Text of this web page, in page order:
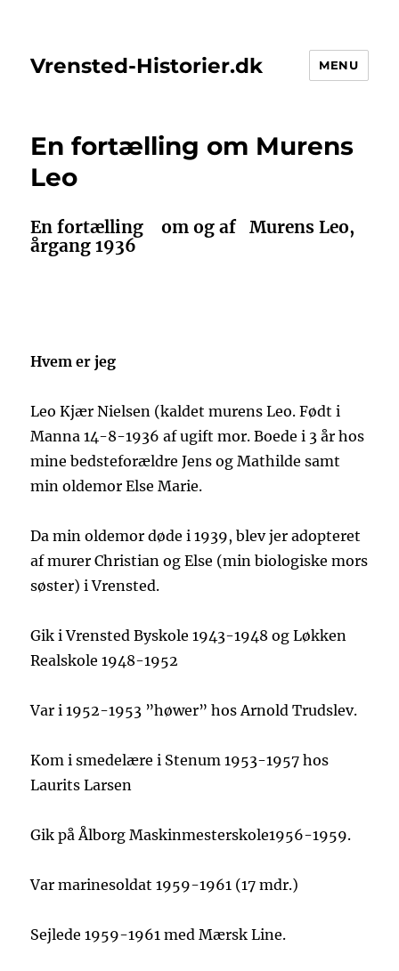
Vrensted-Historier.dk MENU
En fortælling om Murens
Leo
En fortælling om og af
Murens Leo,
årgang 1936
Hvem er jeg
Leo Kjær Nielsen (kaldet murens Leo. Født i
Manna 14-8-1936 af ugift mor. Boede i 3 år hos
mine bedsteforældre Jens og Mathilde samt
min oldemor Else Marie.
Da min oldemor døde i 1939, blev jer adopteret
af murer Christian og Else (min biologiske mors
søster) i Vrensted.
Gik i Vrensted Byskole 1943-1948 og Løkken
Realskole 1948-1952
Var i 1952-1953 ”høwer” hos Arnold Trudslev.
Kom i smedelære i Stenum 1953-1957 hos
Laurits Larsen
Gik på Ålborg Maskinmesterskole1956-1959.
Var marinesoldat 1959-1961 (17 mdr.)
Sejlede 1959-1961 med Mærsk Line.